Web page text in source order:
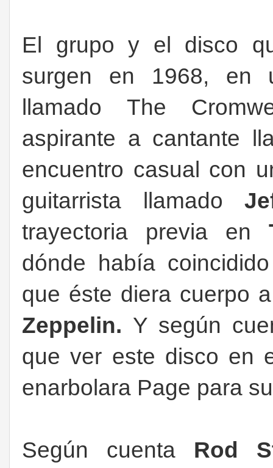
El grupo y el disco
surgen en 1968, en
llamado The
aspirante a cantante
encuentro casual con
guitarrista llamado
trayectoria previa en
dónde había
que éste diera cuerpo
Zeppelin. Y según
que ver este disco en
enarbolara Page para
Según cuenta Rod